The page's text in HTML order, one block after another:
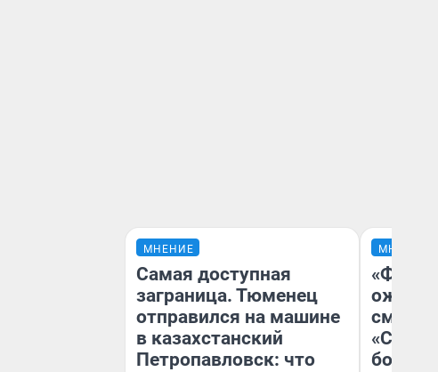
МНЕНИЕ
Самая доступная
заграница. Тюменец
отправился на машине
в казахстанский
Петропавловск: что
МНЕНИЕ